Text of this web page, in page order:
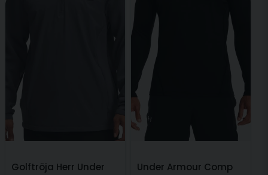
Golftröja Herr Under
Under Armour Comp
Skicka fråga